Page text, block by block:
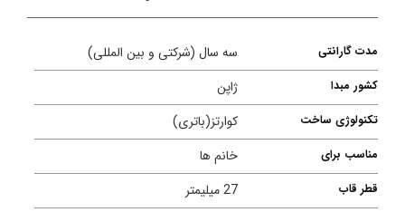
مدت گارانتی سه سال (شرکتی و بین المللی)
کشور مبدا ژاپن
تکنولوژی ساخت کوارتز(باتری)
مناسب برای خانم ها
قطر قاب 27 میلیمتر